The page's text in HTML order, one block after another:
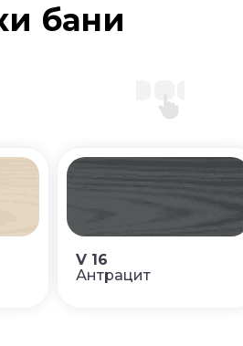
бани
V 16
Антрацит